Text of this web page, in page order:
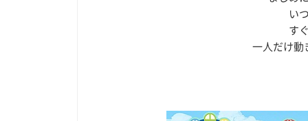
い
す
一人だけ動